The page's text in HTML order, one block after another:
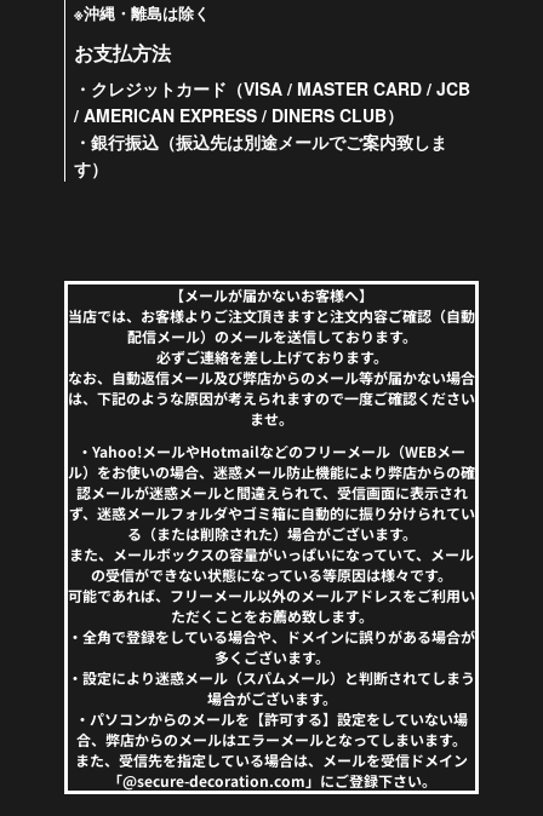
※沖縄・離島は除く
お支払方法
・クレジットカード（VISA / MASTER CARD / JCB
/ AMERICAN EXPRESS / DINERS CLUB）
・銀行振込（振込先は別途メールでご案内致しま
す）
【メールが届かないお客様へ】
当店では、お客様よりご注文頂きますと注文内容ご確認（自動
配信メール）のメールを送信しております。
必ずご連絡を差し上げております。
なお、自動返信メール及び弊店からのメール等が届かない場合
は、下記のような原因が考えられますので一度ご確認ください
ませ。
・Yahoo!メールやHotmailなどのフリーメール（WEBメー
ル）をお使いの場合、迷惑メール防止機能により弊店からの確
認メールが迷惑メールと間違えられて、受信画面に表示され
ず、迷惑メールフォルダやゴミ箱に自動的に振り分けられてい
る（または削除された）場合がございます。
また、メールボックスの容量がいっぱいになっていて、メール
の受信ができない状態になっている等原因は様々です。
可能であれば、フリーメール以外のメールアドレスをご利用い
ただくことをお薦め致します。
・全角で登録をしている場合や、ドメインに誤りがある場合が
多くございます。
・設定により迷惑メール（スパムメール）と判断されてしまう
場合がございます。
・パソコンからのメールを【許可する】設定をしていない場
合、弊店からのメールはエラーメールとなってしまいます。
また、受信先を指定している場合は、メールを受信ドメイン
「@secure-decoration.com」にご登録下さい。